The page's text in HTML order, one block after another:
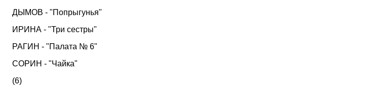
ДЫМОВ - "Попрыгунья"
ИРИНА - "Три сестры"
РАГИН - "Палата № 6"
СОРИН - "Чайка"
(6)